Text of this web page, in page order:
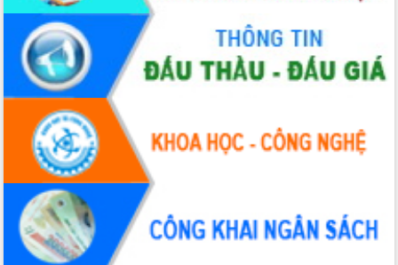
Friendship Meeting New Year 2026”
Bầu cử Quốc hội và HĐND: Cử tri Đắk
Lắk gửi gắm niềm tin, kỳ vọng vào lá
phiếu
Đắk Lắk sẵn sàng các điều kiện cho
Ngày hội bầu cử đại biểu Quốc hội
khóa XVI và HĐND các cấp nhiệm kỳ
2026-2031
Đảm bảo cuộc bầu cử đại biểu Quốc
hội và đại biểu HĐND các cấp diễn ra
an toàn, hiệu quả, đúng quy định
Thủ tướng Chính phủ Phạm Minh Chính
kiểm tra, chỉ đạo hoàn thành các dự